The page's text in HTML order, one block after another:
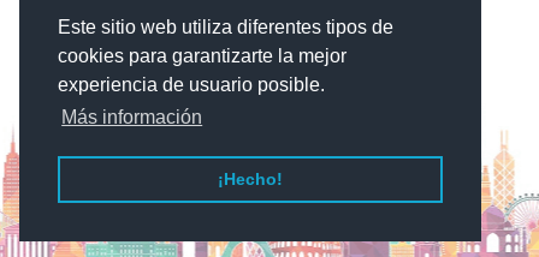
Este sitio web utiliza diferentes tipos de
cookies para garantizarte la mejor
experiencia de usuario posible.
Más información
¡Hecho!